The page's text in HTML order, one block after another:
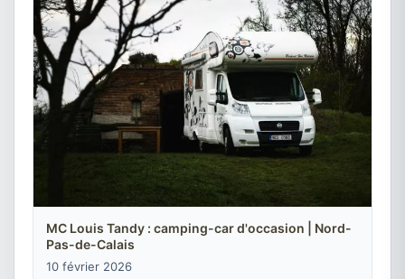
MC Louis Tandy : camping-car d'occasion | Nord-
Pas-de-Calais
10 février 2026